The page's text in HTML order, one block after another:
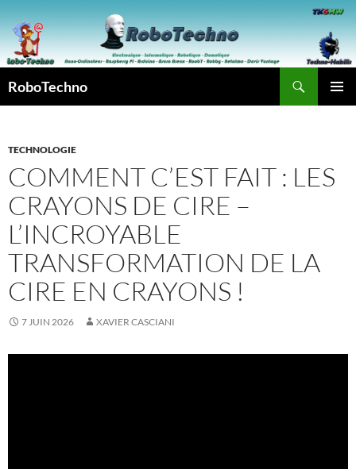
au
contenu
RoboTechno
TECHNOLOGIE
COMMENT C’EST FAIT : LES
CRAYONS DE CIRE –
L’INCROYABLE
TRANSFORMATION DE LA
CIRE EN CRAYONS !
7 JUIN 2026 XAVIER CASCIANI